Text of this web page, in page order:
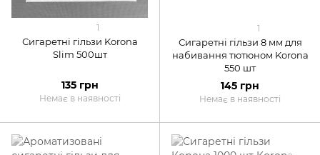
1
Сигаретні гільзи Korona
Slim 500шт
135 грн
Немає в наявності
1
Сигаретні гільзи 8 мм для
набивання тютюном Korona
550 шт
145 грн
Немає в наявності